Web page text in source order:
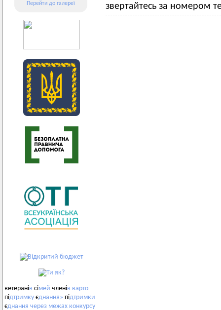
Перейти до галереї
ветеранів сімей членів варто
підтримку єднання» підтримки
єднання через межах конкурсу
звертайтесь за номером